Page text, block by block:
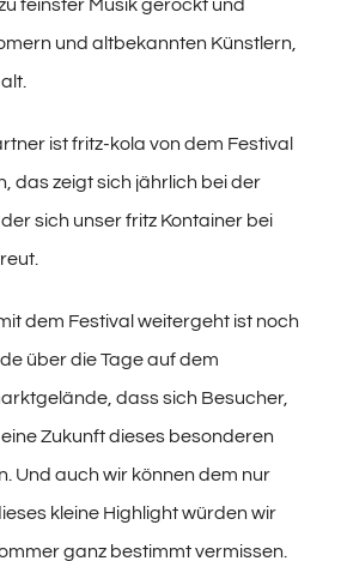
feinster Musik gerockt und
und altbekannten Künstlern,
ist fritz-kola von dem Festival
das zeigt sich jährlich bei der
sich unser fritz Kontainer bei
dem Festival weitergeht ist noch
über die Tage auf dem
dass sich Besucher,
Zukunft dieses besonderen
Und auch wir können dem nur
kleine Highlight würden wir
ganz bestimmt vermissen.